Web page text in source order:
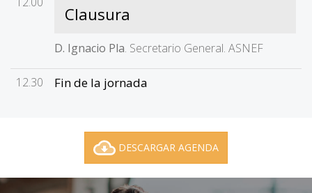
Clausura
D. Ignacio Pla. Secretario General. ASNEF
12.30 Fin de la jornada
DESCARGAR AGENDA